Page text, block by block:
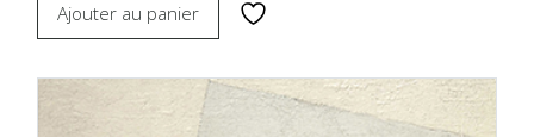
Ajouter au panier